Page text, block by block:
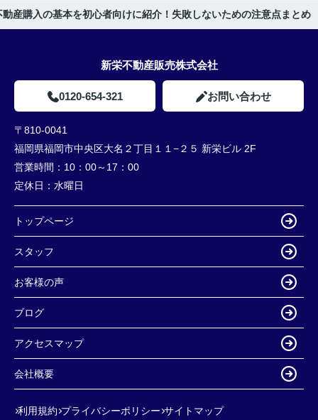
動産購入の基本を初心者向けに紹介！失敗しないための注意点まとめ
新栄不動産販売株式会社
0120-654-321 お問い合わせ
〒810-0041
福岡県福岡市中央区大名２丁目１１−２５ 新栄ビル 2F
営業時間： 10：00～17：00
定休日： 水曜日
トップページ
スタッフ
お客様の声
ブログ
アクセスマップ
会社概要
利用規約 プライバシーポリシー サイトマップ